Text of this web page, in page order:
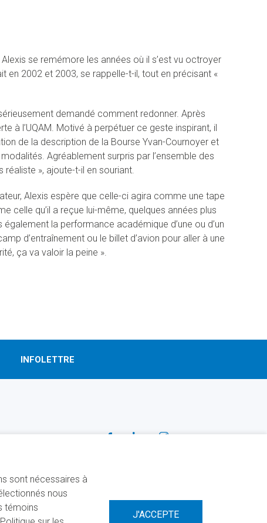
se remémore les années où il s’est vu octroyer
en 2002 et 2003, se rappelle-t-il, tout en précisant «
demandé comment redonner. Après
à l’UQAM. Motivé à perpétuer ce geste inspirant, il
de la description de la Bourse Yvan-Cournoyer et
Agréablement surpris par l’ensemble des
réaliste », ajoute-t-il en souriant.
Alexis espère que celle-ci agira comme une tape
celle qu’il a reçue lui-même, quelques années plus
la performance académique d’une ou d’un
d’entraînement ou le billet d’avion pour aller à une
ça va valoir la peine ».
INFOLETTRE
SUIVEZ-NOUS!
sont nécessaires à
nous
témoins